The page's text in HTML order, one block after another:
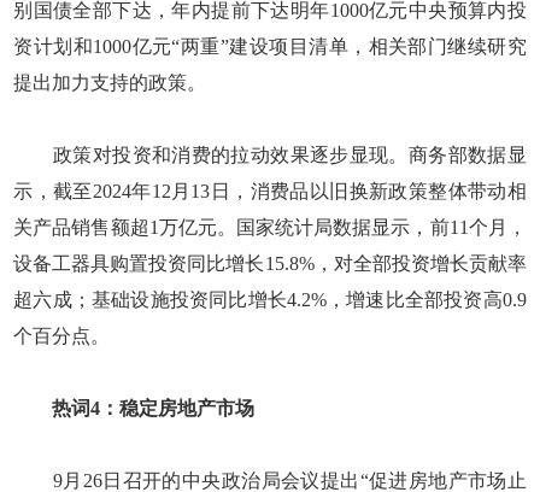
别国债全部下达，年内提前下达明年1000亿元中央预算内投
资计划和1000亿元“两重”建设项目清单，相关部门继续研究
提出加力支持的政策。
政策对投资和消费的拉动效果逐步显现。商务部数据显
示，截至2024年12月13日，消费品以旧换新政策整体带动相
关产品销售额超1万亿元。国家统计局数据显示，前11个月，
设备工器具购置投资同比增长15.8%，对全部投资增长贡献率
超六成；基础设施投资同比增长4.2%，增速比全部投资高0.9
个百分点。
热词4：稳定房地产市场
9月26日召开的中央政治局会议提出“促进房地产市场止